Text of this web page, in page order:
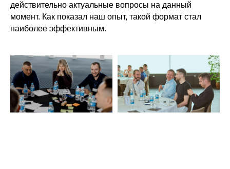
действительно актуальные вопросы на данный
момент. Как показал наш опыт, такой формат стал
наиболее эффективным.